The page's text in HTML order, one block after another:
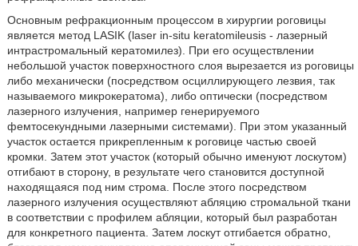
Основным рефракционным процессом в хирургии роговицы
является метод LASIK (laser in-situ keratomileusis - лазерный
интрастромальный кератомилез). При его осуществлении
небольшой участок поверхностного слоя вырезается из роговицы
либо механически (посредством осциллирующего лезвия, так
называемого микрокератома), либо оптически (посредством
лазерного излучения, например генерируемого
фемтосекундными лазерными системами). При этом указанный
участок остается прикрепленным к роговице частью своей
кромки. Затем этот участок (который обычно именуют лоскутом)
отгибают в сторону, в результате чего становится доступной
находящаяся под ним строма. После этого посредством
лазерного излучения осуществляют абляцию стромальной ткани
в соответствии с профилем абляции, который был разработан
для конкретного пациента. Затем лоскут отгибается обратно,